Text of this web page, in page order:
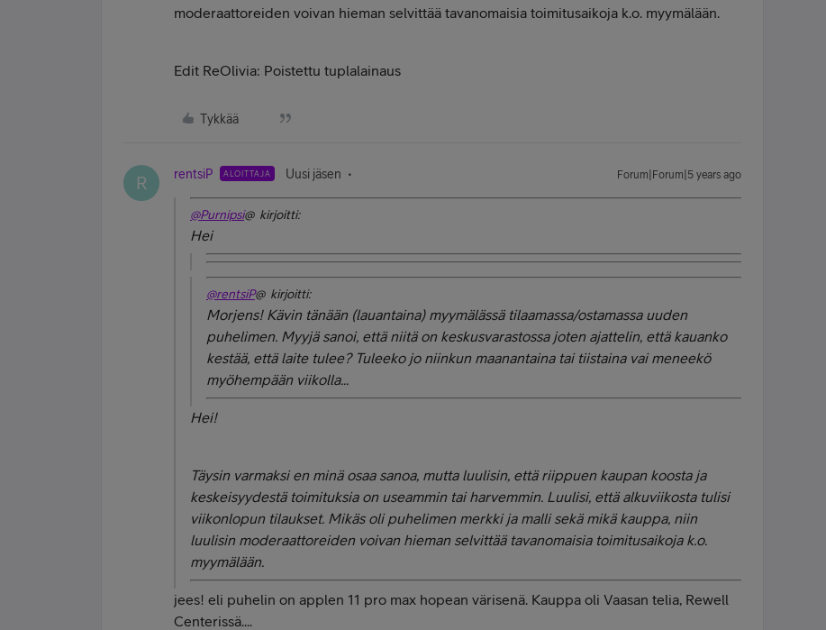
moderaattoreiden voivan hieman selvittää tavanomaisia toimitusaikoja k.o. myymälään.
Edit ReOlivia: Poistettu tuplalainaus
Tykkää
R rentsiP ALOITTAJA Uusi jäsen Forum|Forum|5 years ago
@Purnipsi@ kirjoitti:
Hei
@rentsiP@ kirjoitti:
Morjens! Kävin tänään (lauantaina) myymälässä tilaamassa/ostamassa uuden
puhelimen. Myyjä sanoi, että niitä on keskusvarastossa joten ajattelin, että kauanko
kestää, että laite tulee? Tuleeko jo niinkun maanantaina tai tiistaina vai meneekö
myöhempään viikolla...
Hei!
Täysin varmaksi en minä osaa sanoa, mutta luulisin, että riippuen kaupan koosta ja
keskeisyydestä toimituksia on useammin tai harvemmin. Luulisi, että alkuviikosta tulisi
viikonlopun tilaukset. Mikäs oli puhelimen merkki ja malli sekä mikä kauppa, niin
luulisin moderaattoreiden voivan hieman selvittää tavanomaisia toimitusaikoja k.o.
myymälään.
jees! eli puhelin on applen 11 pro max hopean värisenä. Kauppa oli Vaasan telia, Rewell
Centerissä....